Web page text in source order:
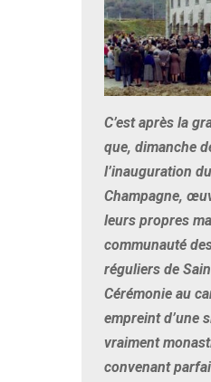
C’est après la
que, dimanche
l’inauguration
Champagne,
leurs propres
communauté
réguliers de
Cérémonie au
empreint d’une
vraiment
convenant